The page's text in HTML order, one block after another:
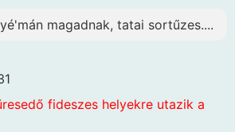
magadnak, tatai sortűzes....
fideszes helyekre utazik a